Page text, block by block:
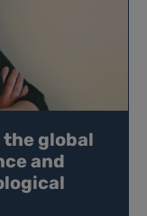
global
and